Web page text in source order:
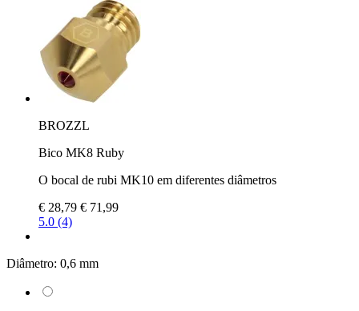
BROZZL
Bico MK8 Ruby
O bocal de rubi MK10 em diferentes diâmetros
€ 28,79 € 71,99
5.0 (4)
Diâmetro: 0,6 mm